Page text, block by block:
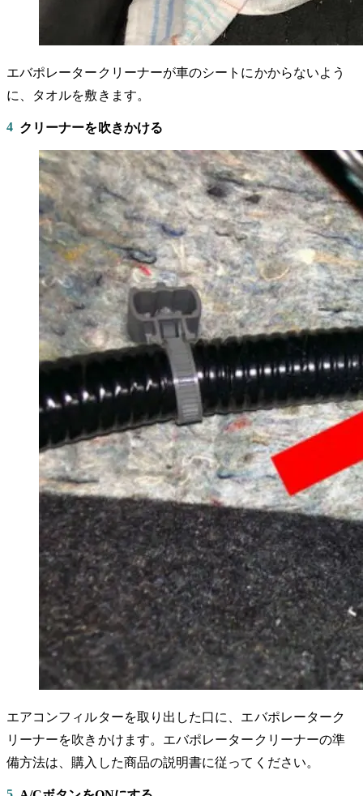
エバポレータークリーナーが車のシートにかからないよう
に、タオルを敷きます。
4 クリーナーを吹きかける
エアコンフィルターを取り出した口に、エバポレーターク
リーナーを吹きかけます。エバポレータークリーナーの準
備方法は、購入した商品の説明書に従ってください。